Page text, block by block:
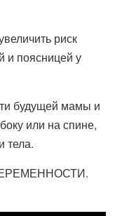
риск
и поясницей у
будущей мамы и
или на спине,
тела.